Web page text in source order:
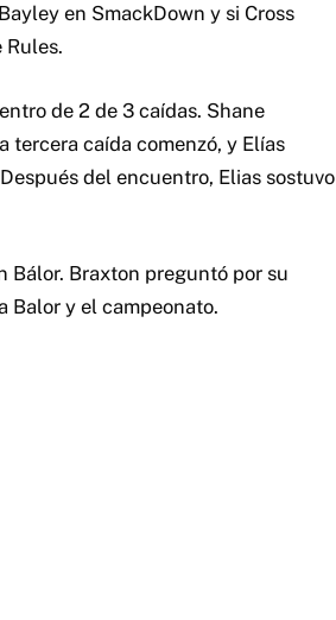
en SmackDown y si Cross
Rules.
de 2 de 3 caídas. Shane
tercera caída comenzó, y Elías
del encuentro, Elias sostuvo
Bálor. Braxton preguntó por su
Balor y el campeonato.